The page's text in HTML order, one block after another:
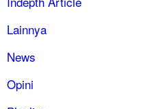
Lainnya
News
Opini